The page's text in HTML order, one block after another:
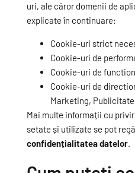
uri, ale căror domenii de
explicate în continuare:
Cookie-uri strict
Cookie-uri de
Cookie-uri de
Cookie-uri de
Marketing,
Mai multe informații cu
setate și utilizate se pot
confidențialitatea datelor.